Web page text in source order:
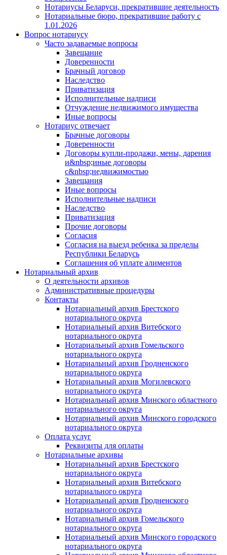
Нотариусы Беларуси, прекратившие деятельность
Нотариальные бюро, прекратившие работу с
1.01.2026
Вопрос нотариусу
Часто задаваемые вопросы
Завещание
Доверенности
Брачный договор
Наследство
Приватизация
Исполнительные надписи
Отчуждение недвижимого имущества
Иные вопросы
Нотариус отвечает
Брачные договоры
Доверенности
Договоры купли-продажи, мены, дарения
и&nbsp;иные договоры
с&nbsp;недвижимостью
Завещания
Иные вопросы
Исполнительные надписи
Наследство
Приватизация
Прочие договоры
Согласия
Согласия на выезд ребенка за пределы
Республики Беларусь
Соглашения об уплате алиментов
Нотариальный архив
О деятельности архивов
Административные процедуры
Контакты
Нотариальный архив Брестского
нотариального округа
Нотариальный архив Витебского
нотариального округа
Нотариальный архив Гомельского
нотариального округа
Нотариальный архив Гродненского
нотариального округа
Нотариальный архив Могилевского
нотариального округа
Нотариальный архив Минского областного
нотариального округа
Нотариальный архив Минского городского
нотариального округа
Оплата услуг
Реквизиты для оплаты
Нотариальные архивы
Нотариальный архив Брестского
нотариального округа
Нотариальный архив Витебского
нотариального округа
Нотариальный архив Гродненского
нотариального округа
Нотариальный архив Гомельского
нотариального округа
Нотариальный архив Минского городского
нотариального округа